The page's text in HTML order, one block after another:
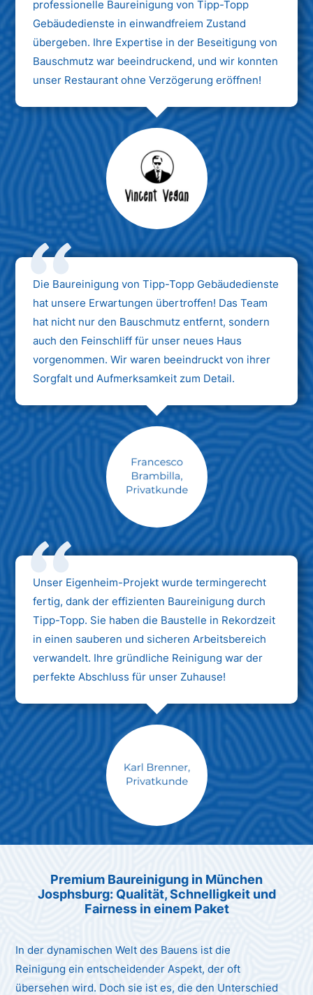
professionelle Baureinigung von Tipp-Topp
Gebäudedienste in einwandfreiem Zustand
übergeben. Ihre Expertise in der Beseitigung von
Bauschmutz war beeindruckend, und wir konnten
unser Restaurant ohne Verzögerung eröffnen!
Max Mustermann
Unternehmen AG
Die Baureinigung von Tipp-Topp Gebäudedienste
hat unsere Erwartungen übertroffen! Das Team
hat nicht nur den Bauschmutz entfernt, sondern
auch den Feinschliff für unser neues Haus
vorgenommen. Wir waren beeindruckt von ihrer
Sorgfalt und Aufmerksamkeit zum Detail.
Max Mustermann
Unternehmen AG
Unser Eigenheim-Projekt wurde termingerecht
fertig, dank der effizienten Baureinigung durch
Tipp-Topp. Sie haben die Baustelle in Rekordzeit
in einen sauberen und sicheren Arbeitsbereich
verwandelt. Ihre gründliche Reinigung war der
perfekte Abschluss für unser Zuhause!
Max Mustermann
Premium Baureinigung in München
Josphsburg: Qualität, Schnelligkeit und
Fairness in einem Paket
In der dynamischen Welt des Bauens ist die
Reinigung ein entscheidender Aspekt, der oft
übersehen wird. Doch sie ist es, die den Unterschied